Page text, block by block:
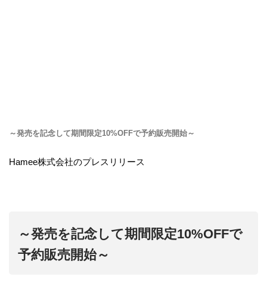
～発売を記念して期間限定10%OFFで予約販売開始～
Hamee株式会社のプレスリリース
～発売を記念して期間限定10%OFFで
予約販売開始～